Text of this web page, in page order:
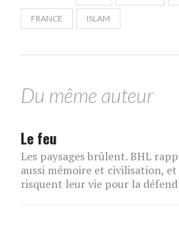
FRANCE ISLAM
Du même auteur
Le feu
Les paysages brûlent. BHL
aussi mémoire et civilisation, et
risquent leur vie pour la